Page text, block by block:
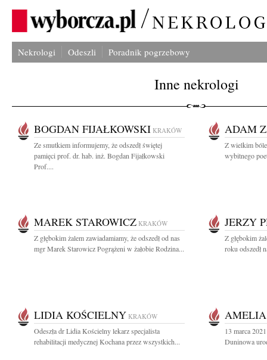
Nekrologi Odeszli Poradnik pogrzebowy
Inne nekrologi
BOGDAN FIJAŁKOWSKI KRAKÓW
Ze smutkiem informujemy, że odszedł świętej
pamięci prof. dr. hab. inż. Bogdan Fijałkowski
Prof....
ADAM
Z wielkim
wybitnego
MAREK STAROWICZ KRAKÓW
Z głębokim żalem zawiadamiamy, że odszedł od nas
mgr Marek Starowicz Pogrążeni w żałobie Rodzina...
JERZY
Z głębokim
roku odszedł
LIDIA KOŚCIELNY KRAKÓW
Odeszła dr Lidia Kościelny lekarz specjalista
rehabilitacji medycznej Kochana przez wszystkich...
13 marca
Duninowa